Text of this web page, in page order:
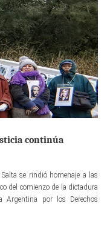
continúa
se rindió homenaje a las
del comienzo de la dictadura
por los Derechos